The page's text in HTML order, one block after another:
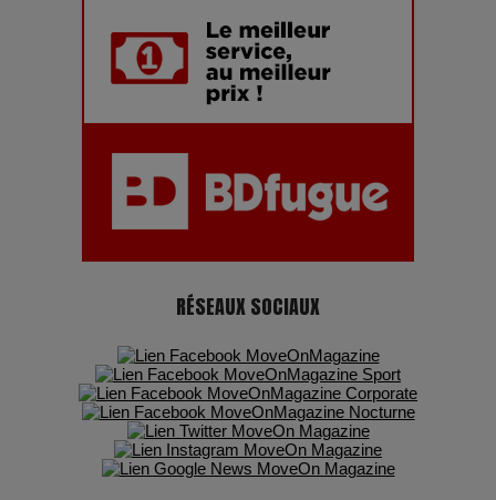
7 Techniques Secrètes des Photographes de Stars
Adieu Jean-Pat : rire au bord du précipice
Pharaonic Festival 2025 : 10 ans d’électro sous les
montagnes, une fête à ne pas manquer
RÉSEAUX SOCIAUX